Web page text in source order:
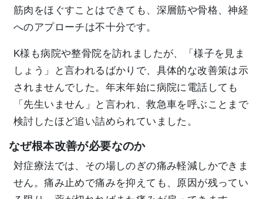
筋肉をほぐすことはできても、深層筋や骨格、神経
へのアプローチは不十分です。
K様も病院や整骨院を訪れましたが、「様子を見ま
しょう」と言われるばかりで、具体的な改善策は示
されませんでした。年末年始に病院に電話しても
「先生いません」と言われ、救急車を呼ぶことまで
検討したほど追い詰められていました。
なぜ根本改善が必要なのか
対症療法では、その場しのぎの痛み軽減しかできま
せん。痛み止めで痛みを抑えても、原因が残ってい